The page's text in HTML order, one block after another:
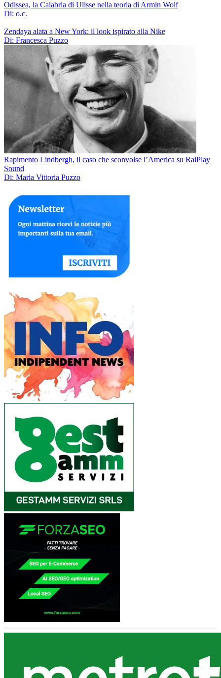
Odissea, la Calabria di Ulisse nella teoria di Armin Wolf
Di: o.c.
Zendaya alata a New York: il look ispirato alla Nike
Di: Francesca Puzzo
Rapimento Lindbergh, il caso che sconvolse l’America su RaiPlay
Sound
Di: Maria Vittoria Puzzo